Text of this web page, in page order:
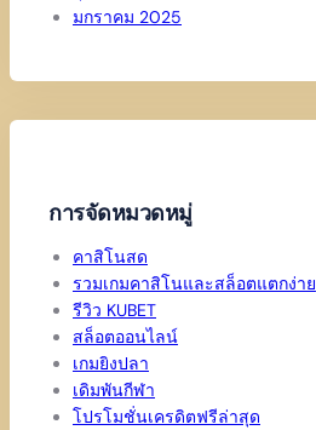
มกราคม 2025
การจัดหมวดหมู่
คาสิโนสด
รวมเกมคาสิโนและสล็อตแตกง่าย
รีวิว KUBET
สล็อตออนไลน์
เกมยิงปลา
เดิมพันกีฬา
โปรโมชั่นเครดิตฟรีล่าสุด